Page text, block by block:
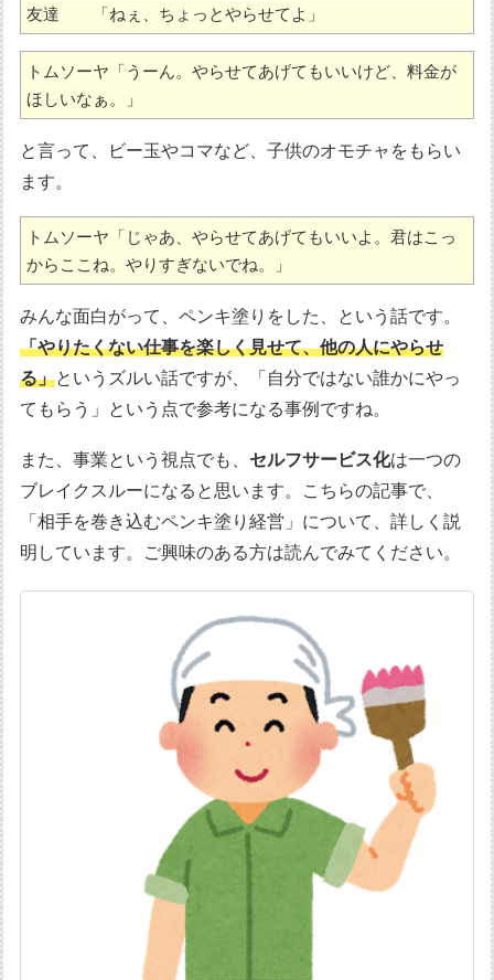
友達　　「ねぇ、ちょっとやらせてよ」
トムソーヤ「うーん。やらせてあげてもいいけど、料金が
ほしいなぁ。」
と言って、ビー玉やコマなど、子供のオモチャをもらい
ます。
トムソーヤ「じゃあ、やらせてあげてもいいよ。君はこっ
からここね。やりすぎないでね。」
みんな面白がって、ペンキ塗りをした、という話です。
「やりたくない仕事を楽しく見せて、他の人にやらせ
る」というズルい話ですが、「自分ではない誰かにやっ
てもらう」という点で参考になる事例ですね。
また、事業という視点でも、 セルフサービス化は一つの
ブレイクスルーになると思います。こちらの記事で、
「相手を巻き込むペンキ塗り経営」について、詳しく説
明しています。ご興味のある方は読んでみてください。